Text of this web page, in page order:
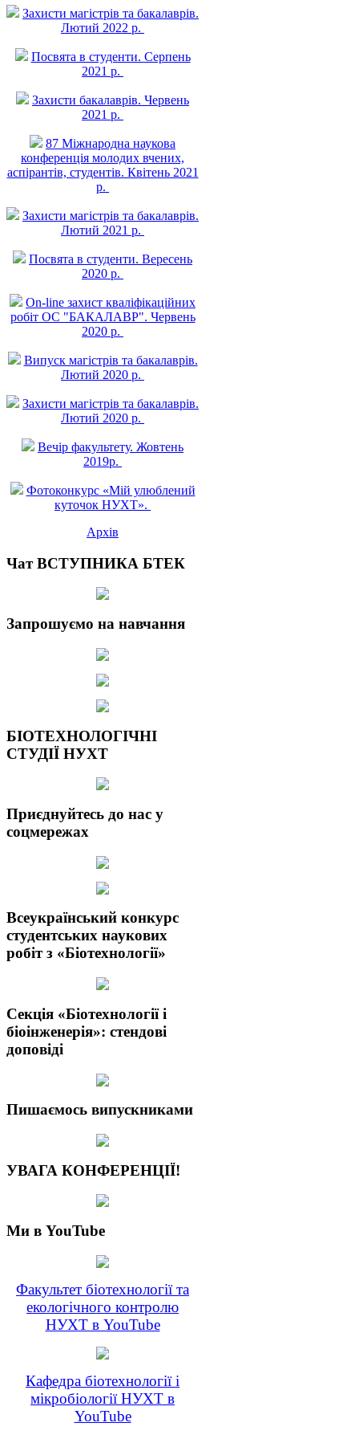
Захисти магістрів та бакалаврів.
Лютий 2022 р.
Посвята в студенти. Серпень
2021 р.
Захисти бакалаврів. Червень
2021 р.
87 Міжнародна наукова
конференція молодих вчених,
аспірантів, студентів. Квітень 2021
р.
Захисти магістрів та бакалаврів.
Лютий 2021 р.
Посвята в студенти. Вересень
2020 р.
On-line захист квалiфiкацiйних
робiт ОС "БАКАЛАВР". Червень
2020 р.
Випуск магістрів та бакалаврів.
Лютий 2020 р.
Захисти магістрів та бакалаврів.
Лютий 2020 р.
Вечір факультету. Жовтень
2019р.
Фотоконкурс «Мій улюблений
куточок НУХТ».
Архів
Чат ВСТУПНИКА БТЕК
Запрошуємо на навчання
БІОТЕХНОЛОГІЧНІ
СТУДІЇ НУХТ
Приєднуйтесь до нас у
соцмережах
Всеукраїнський конкурс
студентських наукових
робіт з «Біотехнології»
Секція «Біотехнології і
біоінженерія»: стендові
доповіді
Пишаємось випускниками
УВАГА КОНФЕРЕНЦІЇ!
Ми в YouTube
Факультет біотехнології та
екологічного контролю
НУХТ в YouTube
Кафедра біотехнології і
мікробіології НУХТ в
YouTube